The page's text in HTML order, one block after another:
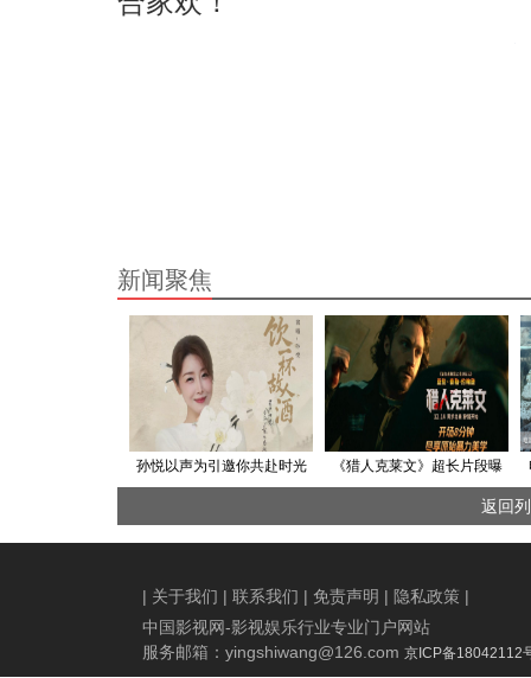
新闻聚焦
孙悦以声为引邀你共赴时光
《猎人克莱文》超长片段曝
光 漫威杀神血洗黑帮刀刀索
命
返回
| 关于我们 | 联系我们 | 免责声明 | 隐私政策 |
中国影视网-影视娱乐行业专业门户网站
服务邮箱： yingshiwang@126.com 京ICP备18042112